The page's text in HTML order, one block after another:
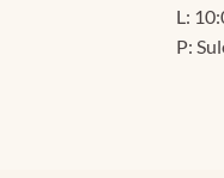
L:
P: